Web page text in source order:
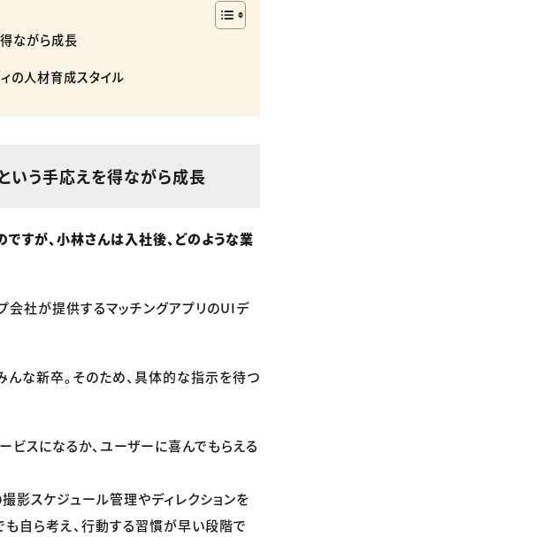
ながら成長
の人材育成スタイル
いう手応えを得ながら成長
が、小林さんは入社後、どのような業
社が提供するマッチングアプリのUIデ
な新卒。そのため、具体的な指示を待つ
ビスになるか、ユーザーに喜んでもらえる
影スケジュール管理やディレクションを
自ら考え、行動する習慣が早い段階で